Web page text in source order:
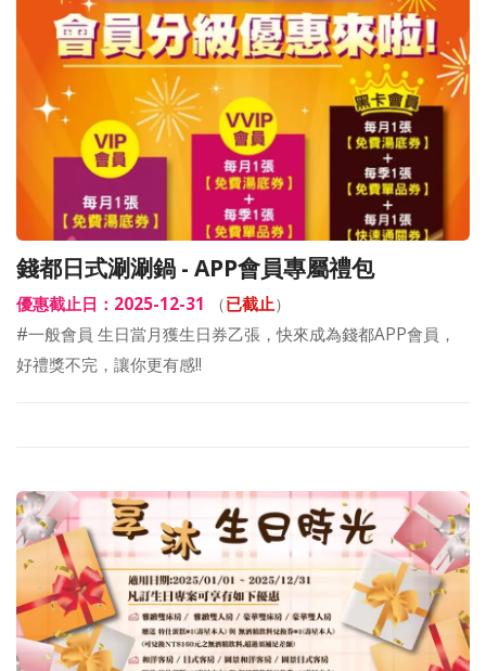
錢都日式涮涮鍋 - APP會員專屬禮包
優惠截止日：2025-12-31 （已截止）
#一般會員 生日當月獲生日券乙張，快來成為錢都APP會員，
好禮獎不完，讓你更有感!!